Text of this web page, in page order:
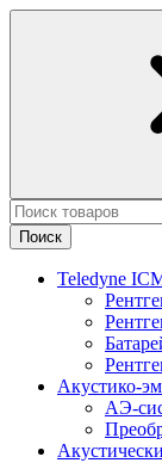
Поиск
Teledyne
Акустико-
АЭ-